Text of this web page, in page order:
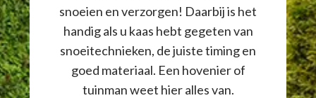
snoeien en verzorgen! Daarbij is het
handig als u kaas hebt gegeten van
snoeitechnieken, de juiste timing en
goed materiaal. Een hovenier of
tuinman weet hier alles van.